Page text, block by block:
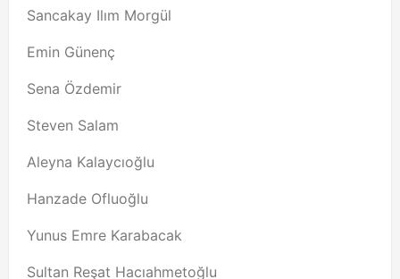
Sancakay Ilım Morgül
Emin Günenç
Sena Özdemir
Steven Salam
Aleyna Kalaycıoğlu
Hanzade Ofluoğlu
Yunus Emre Karabacak
Sultan Reşat Hacıahmetoğlu